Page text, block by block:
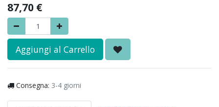
87,70 €
Aggiungi al Carrello
Consegna: 3-4 giorni